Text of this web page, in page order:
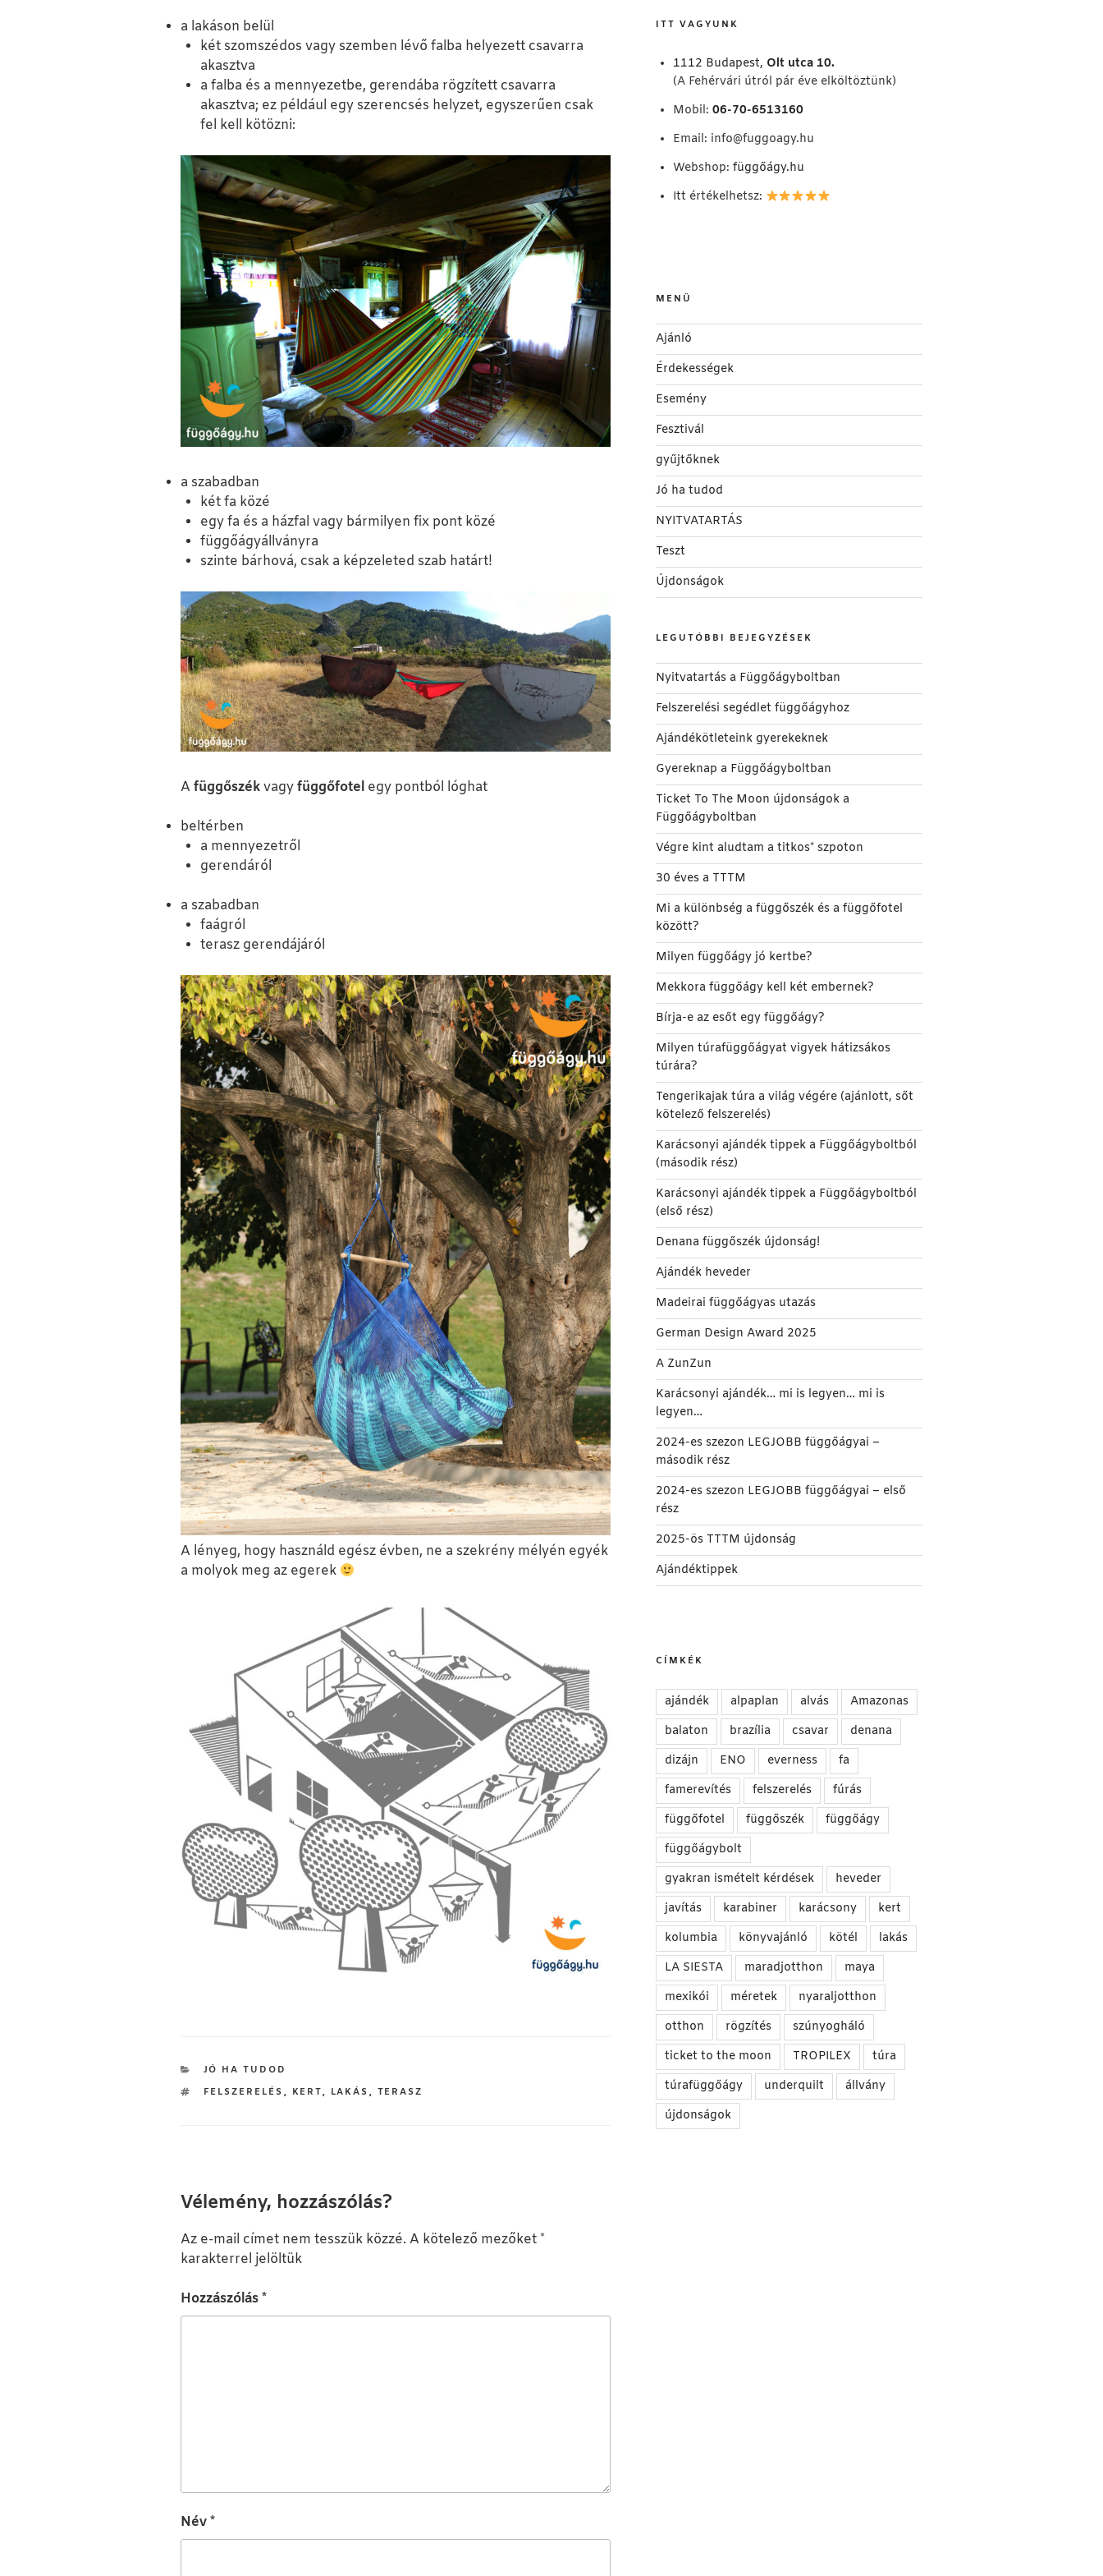
a lakáson belül
két szomszédos vagy szemben lévő falba helyezett csavarra
akasztva
a falba és a mennyezetbe, gerendába rögzített csavarra
akasztva; ez például egy szerencsés helyzet, egyszerűen csak
fel kell kötözni:
a szabadban
két fa közé
egy fa és a házfal vagy bármilyen fix pont közé
függőágyállványra
szinte bárhová, csak a képzeleted szab határt!
A függőszékvagyfüggőfotel egy pontból lóghat
beltérben
a mennyezetről
gerendáról
a szabadban
faágról
terasz gerendájáról
A lényeg, hogy használd egész évben, ne a szekrény mélyén egyék
a molyok meg az egerek
KATEGÓRIÁK
JÓ HA TUDOD
CÍMKÉK
FELSZERELÉS , KERT, LAKÁS , TERASZ
Vélemény, hozzászólás?
Az e-mail címet nem tesszük közzé. A kötelező mezőket *
karakterrel jelöltük
Hozzászólás*
Név*
ITT VAGYUNK
1112 Budapest, Olt utca 10.
(A Fehérvári útról pár éve elköltöztünk)
Mobil: 06-70-6513160
Email: info@fuggoagy.hu
Webshop: függőágy.hu
Itt értékelhetsz:
MENÜ
Ajánló
Érdekességek
Esemény
Fesztivál
gyűjtőknek
Jó ha tudod
NYITVATARTÁS
Teszt
Újdonságok
LEGUTÓBBI BEJEGYZÉSEK
Nyitvatartás a Függőágyboltban
Felszerelési segédlet függőágyhoz
Ajándékötleteink gyerekeknek
Gyereknap a Függőágyboltban
Ticket To The Moon újdonságok a
Függőágyboltban
Végre kint aludtam a titkos* szpoton
30 éves a TTTM
Mi a különbség a függőszék és a függőfotel
között?
Milyen függőágy jó kertbe?
Mekkora függőágy kell két embernek?
Bírja-e az esőt egy függőágy?
Milyen túrafüggőágyat vigyek hátizsákos
túrára?
Tengerikajak túra a világ végére (ajánlott, sőt
kötelező felszerelés)
Karácsonyi ajándék tippek a Függőágyboltból
(második rész)
Karácsonyi ajándék tippek a Függőágyboltból
(első rész)
Denana függőszék újdonság!
Ajándék heveder
Madeirai függőágyas utazás
German Design Award 2025
A ZunZun
Karácsonyi ajándék… mi is legyen… mi is
legyen…
2024-es szezon LEGJOBB függőágyai –
második rész
2024-es szezon LEGJOBB függőágyai – első
rész
2025-ös TTTM újdonság
Ajándéktippek
CÍMKÉK
ajándék alpaplan alvás
Amazonas
balaton
brazília csavar
denana
dizájn
ENO everness
fa
famerevítés
felszerelés
fúrás
függőfotel
függőszék
függőágy
függőágybolt
gyakran ismételt kérdések
heveder
javítás
karabiner karácsony
kert
kolumbia
könyvajánló kötél
lakás
LA SIESTA
maradjotthon
maya
mexikói
méretek
nyaraljotthon
otthon
rögzítés
szúnyogháló
ticket to the moon
TROPILEX
túra
túrafüggőágy
underquilt
állvány
újdonságok